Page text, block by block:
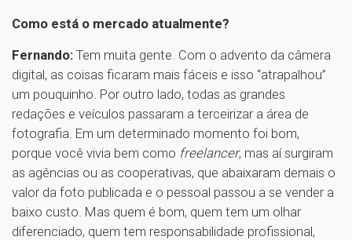
Como está o mercado atualmente?
Fernando: Tem muita gente. Com o advento da câmera
digital, as coisas ficaram mais fáceis e isso “atrapalhou”
um pouquinho. Por outro lado, todas as grandes
redações e veículos passaram a terceirizar a área de
fotografia. Em um determinado momento foi bom,
porque você vivia bem como freelancer, mas aí surgiram
as agências ou as cooperativas, que abaixaram demais o
valor da foto publicada e o pessoal passou a se vender a
baixo custo. Mas quem é bom, quem tem um olhar
diferenciado, quem tem responsabilidade profissional,